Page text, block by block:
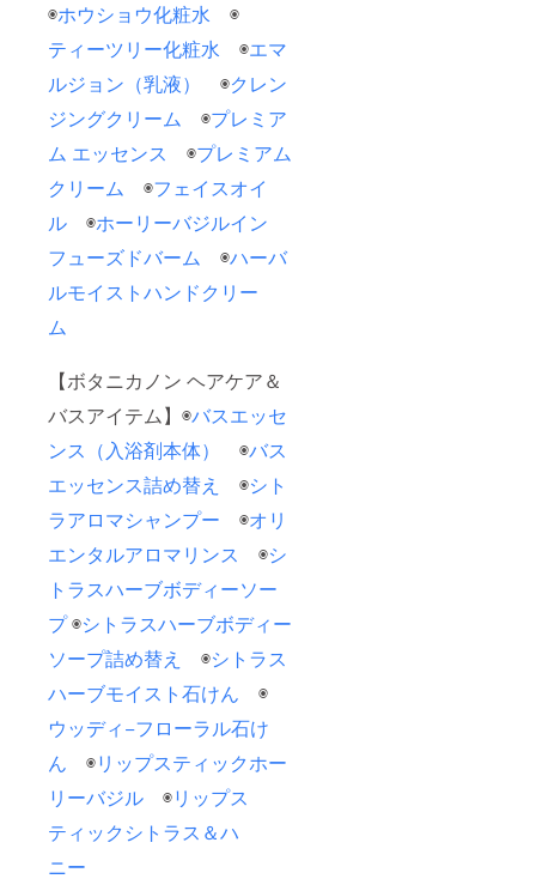
◉ホウショウ化粧水 ◉
ティーツリー化粧水 ◉エマ
ルジョン（乳液）
◉クレン
ジングクリーム ◉プレミア
ム エッセンス ◉プレミアム
クリーム ◉フェイスオイ
ル ◉ホーリーバジルイン
フューズドバーム ◉ハーバ
ルモイストハンドクリー
ム
【ボタニカノン ヘアケア＆
バスアイテム】◉バスエッセ
ンス（入浴剤本体）
◉バス
エッセンス詰め替え
◉シト
ラアロマシャンプー ◉オリ
エンタルアロマリンス ◉シ
トラスハーブボディーソー
プ◉シトラスハーブボディー
ソープ詰め替え
◉シトラス
ハーブモイスト石けん ◉
ウッディ−フローラル石け
ん ◉リップスティックホー
リーバジル ◉リップス
ティックシトラス＆ハ
ニー